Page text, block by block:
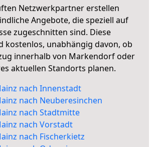
Netzwerkpartner erstellen
Angebote, die speziell auf
zugeschnitten sind. Diese
kostenlos, unabhängig davon, ob
innerhalb von Markendorf oder
aktuellen Standorts planen.
nach Innenstadt
nach Neuberesinchen
nach Stadtmitte
nach Vorstadt
nach Fischerkietz